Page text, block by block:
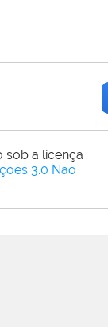
sob a licença
3.0 Não